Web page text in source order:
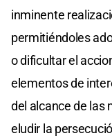
inminente
permitiéndoles
o dificultar el
elementos de
del alcance de las
eludir la